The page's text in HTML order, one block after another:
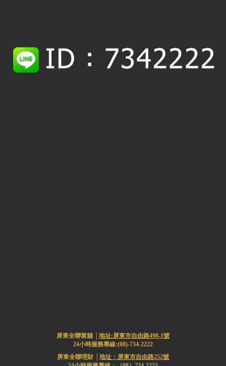
屏東全聯當舖 │ 地址:屏東市自由路498-1號
24小時服務專線:(08)-734-2222
屏東全聯理財 │ 地址：屏東市自由路252號